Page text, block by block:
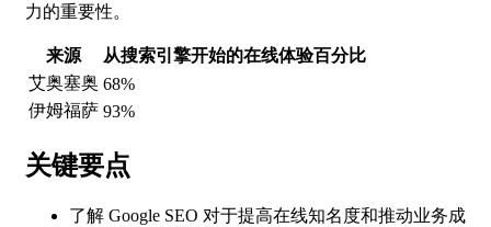
力的重要性。
来源
从搜索引擎开始的在线体验百分比
艾奥塞奥 68%
伊姆福萨 93%
关键要点
了解 Google SEO 对于提高在线知名度和推动业务成